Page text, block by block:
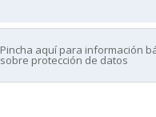
Pincha aquí para información
sobre protección de datos